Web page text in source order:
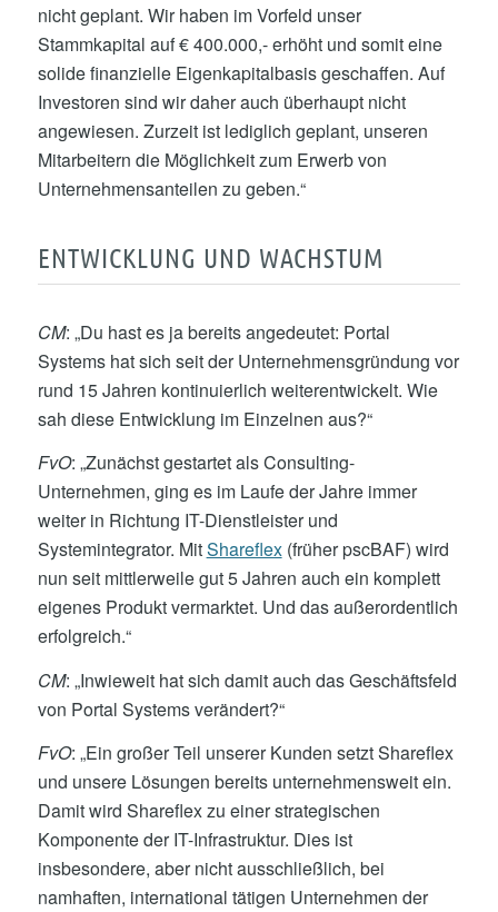
nicht geplant. Wir haben im Vorfeld unser
Stammkapital auf € 400.000,- erhöht und somit eine
solide finanzielle Eigenkapitalbasis geschaffen. Auf
Investoren sind wir daher auch überhaupt nicht
angewiesen. Zurzeit ist lediglich geplant, unseren
Mitarbeitern die Möglichkeit zum Erwerb von
Unternehmensanteilen zu geben.“
ENTWICKLUNG UND WACHSTUM
CM: „Du hast es ja bereits angedeutet: Portal
Systems hat sich seit der Unternehmensgründung vor
rund 15 Jahren kontinuierlich weiterentwickelt. Wie
sah diese Entwicklung im Einzelnen aus?“
FvO: „Zunächst gestartet als Consulting-
Unternehmen, ging es im Laufe der Jahre immer
weiter in Richtung IT-Dienstleister und
Systemintegrator. MitShareflex(früher pscBAF) wird
nun seit mittlerweile gut 5 Jahren auch ein komplett
eigenes Produkt vermarktet. Und das außerordentlich
erfolgreich.“
CM: „Inwieweit hat sich damit auch das Geschäftsfeld
von Portal Systems verändert?“
FvO: „Ein großer Teil unserer Kunden setzt Shareflex
und unsere Lösungen bereits unternehmensweit ein.
Damit wird Shareflex zu einer strategischen
Komponente der IT-Infrastruktur. Dies ist
insbesondere, aber nicht ausschließlich, bei
namhaften, international tätigen Unternehmen der